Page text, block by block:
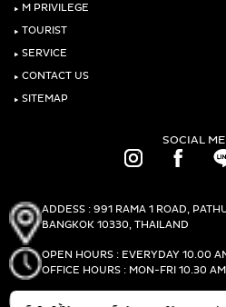
‣ M PRIVILEGE
‣ TOURIST
‣ SERVICE
‣ CONTACT US
‣ SITEMAP
SOCIAL
ADDESS : 991 RAMA 1 ROAD,
BANGKOK 10330, THAILAND
OPEN HOURS : EVERYDAY 10.00
OFFICE HOURS : MON-FRI 10.30